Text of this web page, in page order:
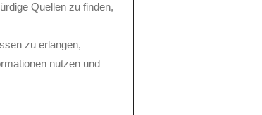
Quellen zu finden,
zu erlangen,
nutzen und